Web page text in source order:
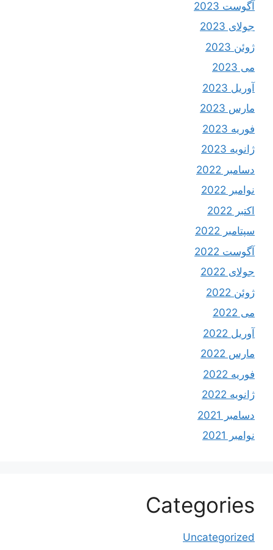
آگوست 2023
جولای 2023
ژوئن 2023
می 2023
آوریل 2023
مارس 2023
فوریه 2023
ژانویه 2023
دسامبر 2022
نوامبر 2022
اکتبر 2022
سپتامبر 2022
آگوست 2022
جولای 2022
ژوئن 2022
می 2022
آوریل 2022
مارس 2022
فوریه 2022
ژانویه 2022
دسامبر 2021
نوامبر 2021
Categories
Uncategorized